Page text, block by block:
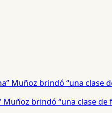
Muñoz brindó “una clase